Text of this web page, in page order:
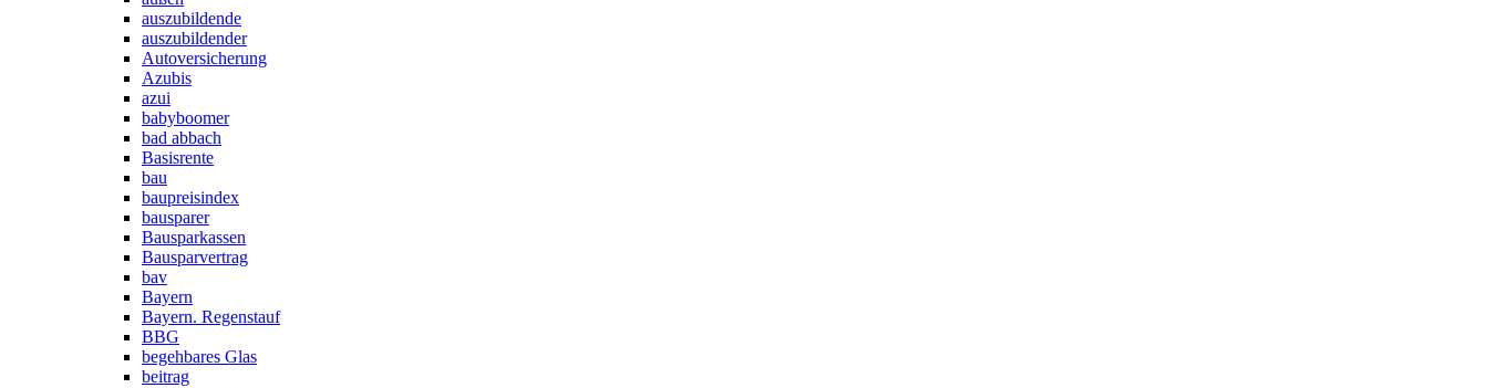
auszubildende
auszubildender
Autoversicherung
Azubis
azui
babyboomer
bad abbach
Basisrente
bau
baupreisindex
bausparer
Bausparkassen
Bausparvertrag
bav
Bayern
Bayern. Regenstauf
BBG
begehbares Glas
beitrag